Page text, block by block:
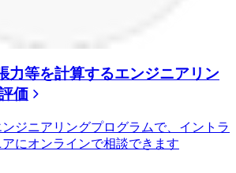
力等を計算するエンジニアリン
価
ジニアリングプログラムで、イントラ
にオンラインで相談できます